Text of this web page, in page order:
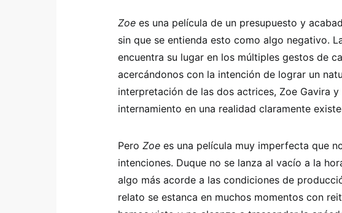
Zoe es una película de un presupuesto y
sin que se entienda esto como algo negativo.
encuentra su lugar en los múltiples gestos de
acercándonos con la intención de lograr un
interpretación de las dos actrices, Zoe Gavira y
internamiento en una realidad claramente
Pero Zoe es una película muy imperfecta que
intenciones. Duque no se lanza al vacío a la
algo más acorde a las condiciones de
relato se estanca en muchos momentos con